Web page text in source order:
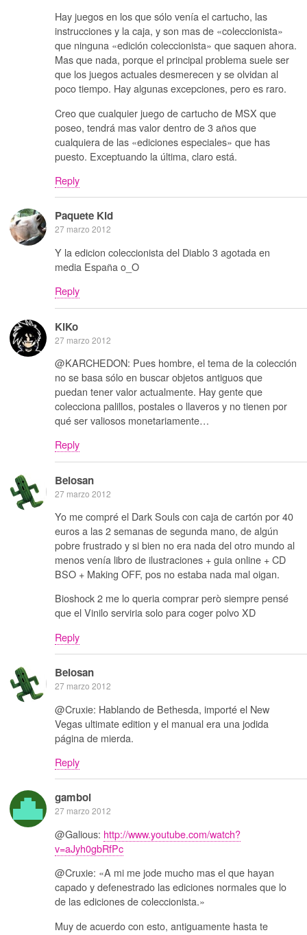
Hay juegos en los que sólo venía el cartucho, las
instrucciones y la caja, y son mas de «coleccionista»
que ninguna «edición coleccionista» que saquen ahora.
Mas que nada, porque el principal problema suele ser
que los juegos actuales desmerecen y se olvidan al
poco tiempo. Hay algunas excepciones, pero es raro.
Creo que cualquier juego de cartucho de MSX que
poseo, tendrá mas valor dentro de 3 años que
cualquiera de las «ediciones especiales» que has
puesto. Exceptuando la última, claro está.
Reply
Paquete Kid
27 marzo 2012
Y la edicion coleccionista del Diablo 3 agotada en
media España o_O
Reply
KiKo
27 marzo 2012
@KARCHEDON: Pues hombre, el tema de la colección
no se basa sólo en buscar objetos antiguos que
puedan tener valor actualmente. Hay gente que
colecciona palillos, postales o llaveros y no tienen por
qué ser valiosos monetariamente…
Reply
Belosan
27 marzo 2012
Yo me compré el Dark Souls con caja de cartón por 40
euros a las 2 semanas de segunda mano, de algún
pobre frustrado y si bien no era nada del otro mundo al
menos venía libro de ilustraciones + guia online + CD
BSO + Making OFF, pos no estaba nada mal oigan.
Bioshock 2 me lo queria comprar però siempre pensé
que el Vinilo serviria solo para coger polvo XD
Reply
Belosan
27 marzo 2012
@Cruxie: Hablando de Bethesda, importé el New
Vegas ultimate edition y el manual era una jodida
página de mierda.
Reply
gamboi
27 marzo 2012
@Galious: http://www.youtube.com/watch?
v=aJyh0gbRfPc
@Cruxie: «A mi me jode mucho mas el que hayan
capado y defenestrado las ediciones normales que lo
de las ediciones de coleccionista.»
Muy de acuerdo con esto, antiguamente hasta te